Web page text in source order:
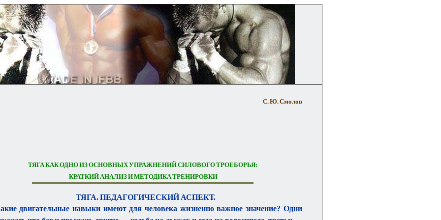
С. Ю. Смолов
ТЯГА КАК ОДНО ИЗ ОСНОВНЫХ УПРАЖНЕНИЙ СИЛОВОГО ТРОЕБОРЬЯ:
КРАТКИЙ АНАЛИЗ И МЕТОДИКА ТРЕНИРОВКИ
ТЯГА. ПЕДАГОГИЧЕСКИЙ АСПЕКТ.
двигательные навыки имеют для человека жизненно важное значение? Одни